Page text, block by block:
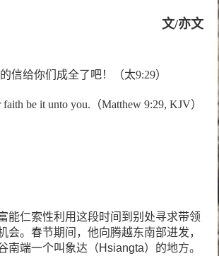
文/亦文
信给你们成全了吧！（太9:29）
be it unto you.（Matthew 9:29, KJV）
能仁索性利用这段时间到别处寻求带领
会。春节期间，他向腾越东南部进发，
南端一个叫象达（Hsiangta）的地方。